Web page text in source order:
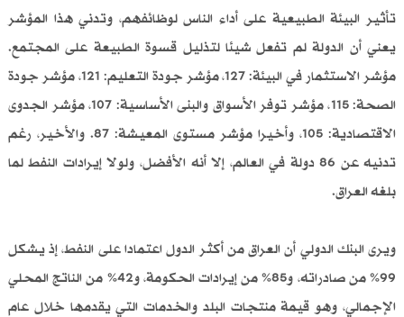
تأثير البيئة الطبيعية على أداء الناس لوظائفهم، وتدني هذا المؤشر
يعني أن الدولة لم تفعل شيئا لتذليل قسوة الطبيعة على المجتمع.
مؤشر الاستثمار في البيئة: 127، مؤشر جودة التعليم: 121، مؤشر جودة
الصحة: 115، مؤشر توفر الأسواق والبنى الأساسية: 107، مؤشر الجدوى
الاقتصادية: 105، وأخيرا مؤشر مستوى المعيشة: 87. والأخير، رغم
تدنيه عن 86 دولة في العالم، إلا أنه الأفضل، ولولا إيرادات النفط لما
بلغه العراق.
ويرى البنك الدولي أن العراق من أكثر الدول اعتمادا على النفط، إذ يشكل
99% من صادراته، و85% من إيرادات الحكومة، و42% من الناتج المحلي
الإجمالي، وهو قيمة منتجات البلد والخدمات التي يقدمها خلال عام